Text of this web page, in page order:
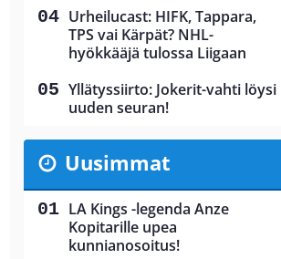
Urheilucast: HIFK, Tappara,
TPS vai Kärpät? NHL-
hyökkääjä tulossa Liigaan
Yllätyssiirto: Jokerit-vahti löysi
uuden seuran!
Uusimmat
LA Kings -legenda Anze
Kopitarille upea
kunnianosoitus!